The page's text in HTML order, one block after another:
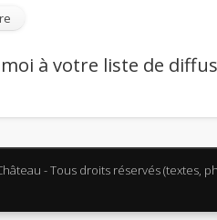
à votre liste de
- Tous droits réservés (textes,